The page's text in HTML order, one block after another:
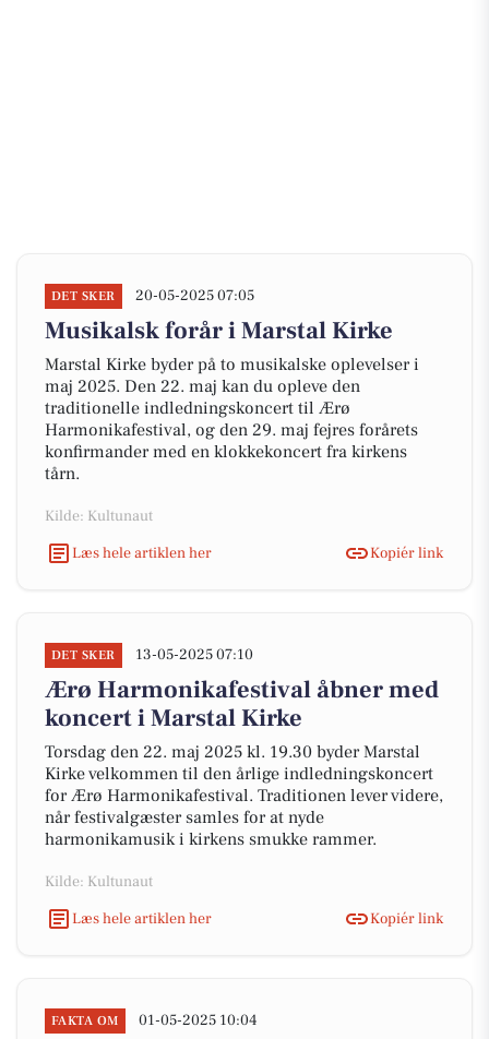
DET SKER 20-05-2025 07:05
Musikalsk forår i Marstal Kirke
Marstal Kirke byder på to musikalske oplevelser i
maj 2025. Den 22. maj kan du opleve den
traditionelle indledningskoncert til Ærø
Harmonikafestival, og den 29. maj fejres forårets
konfirmander med en klokkekoncert fra kirkens
tårn.
Kilde: Kultunaut
Læs hele artiklen her
Kopiér link
DET SKER 13-05-2025 07:10
Ærø Harmonikafestival åbner med
koncert i Marstal Kirke
Torsdag den 22. maj 2025 kl. 19.30 byder Marstal
Kirke velkommen til den årlige indledningskoncert
for Ærø Harmonikafestival. Traditionen lever videre,
når festivalgæster samles for at nyde
harmonikamusik i kirkens smukke rammer.
Kilde: Kultunaut
Læs hele artiklen her
Kopiér link
FAKTA OM 01-05-2025 10:04